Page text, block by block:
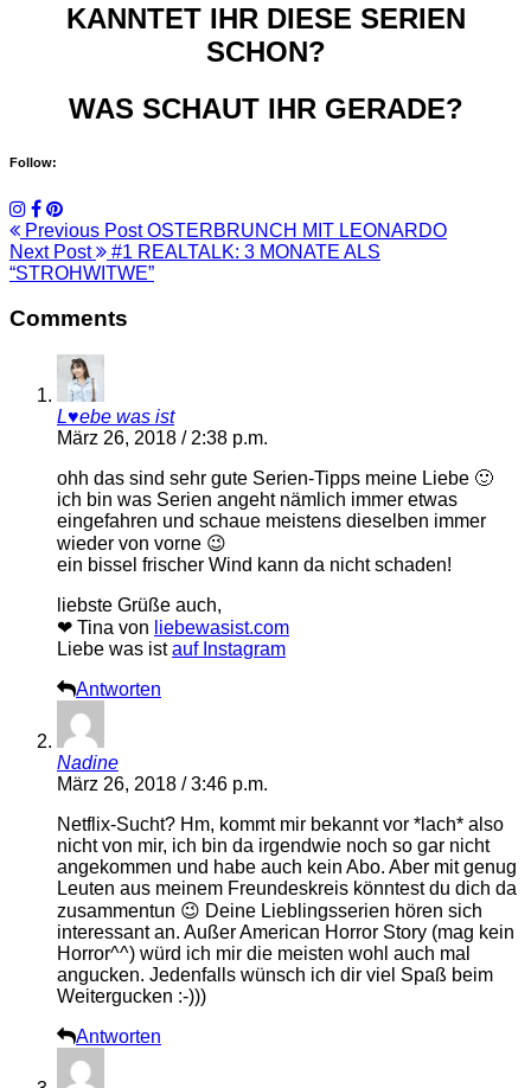
KANNTET IHR DIESE SERIEN
SCHON?
WAS SCHAUT IHR GERADE?
Follow:
Previous PostOSTERBRUNCH MIT LEONARDO
Next Post
#1 REALTALK: 3 MONATE ALS
“STROHWITWE”
Comments
L♥ebe was ist
März 26, 2018 / 2:38 p.m.
ohh das sind sehr gute Serien-Tipps meine Liebe 🙂
ich bin was Serien angeht nämlich immer etwas
eingefahren und schaue meistens dieselben immer
wieder von vorne 😉
ein bissel frischer Wind kann da nicht schaden!
liebste Grüße auch,
❤ Tina von liebewasist.com
Liebe was istauf Instagram
Antworten
Nadine
März 26, 2018 / 3:46 p.m.
Netflix-Sucht? Hm, kommt mir bekannt vor *lach* also
nicht von mir, ich bin da irgendwie noch so gar nicht
angekommen und habe auch kein Abo. Aber mit genug
Leuten aus meinem Freundeskreis könntest du dich da
zusammentun 😉 Deine Lieblingsserien hören sich
interessant an. Außer American Horror Story (mag kein
Horror^^) würd ich mir die meisten wohl auch mal
angucken. Jedenfalls wünsch ich dir viel Spaß beim
Weitergucken :-)))
Antworten